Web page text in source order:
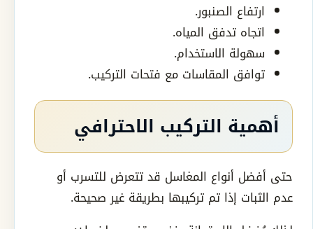
ارتفاع الصنبور.
اتجاه تدفق المياه.
سهولة الاستخدام.
توافق المقاسات مع فتحات التركيب.
أهمية التركيب الاحترافي
حتى أفضل أنواع المغاسل قد تتعرض للتسرب أو
عدم الثبات إذا تم تركيبها بطريقة غير صحيحة.